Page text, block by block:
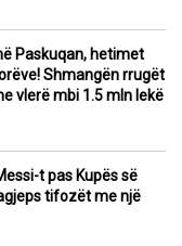
Paskuqan, hetimet
Shmangën rrugët
vlerë mbi 1.5 mln lekë
t pas Kupës së
tifozët me një